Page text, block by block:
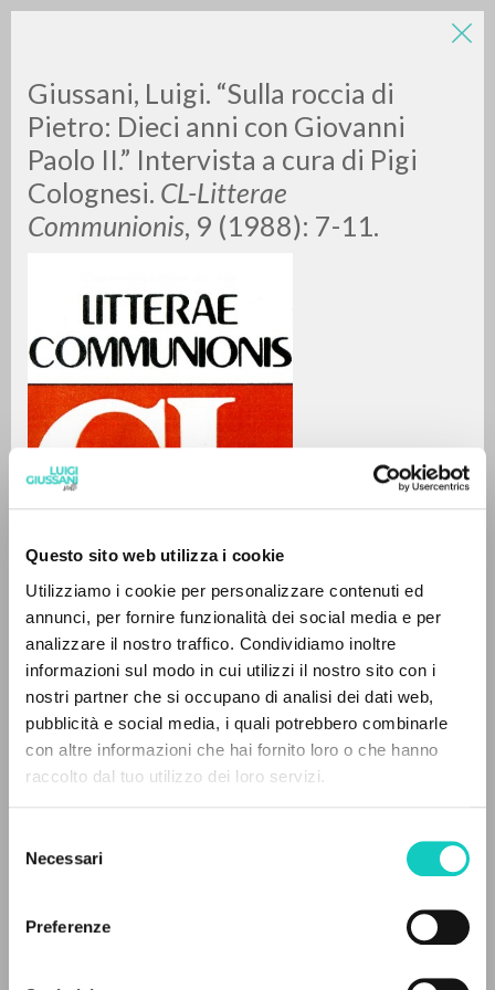
Questo sito web utilizza i cookie
Utilizziamo i cookie per personalizzare contenuti ed
annunci, per fornire funzionalità dei social media e per
analizzare il nostro traffico. Condividiamo inoltre
informazioni sul modo in cui utilizzi il nostro sito con i
nostri partner che si occupano di analisi dei dati web,
pubblicità e social media, i quali potrebbero combinarle
con altre informazioni che hai fornito loro o che hanno
raccolto dal tuo utilizzo dei loro servizi.
delNecessari
Preferenze
Giussani, Luigi. “Sulla roccia di
Pietro: Dieci anni con Giovanni
Paolo II.” Intervista a cura di Pigi
Colognesi. CL-Litterae
Communionis, 9 (1988): 7-11.
Colognesi PigiIntervista
Giussani LuigiAutore
Italiano
CL-Litterae Communionis
Pagine: 4
LUIGI
GIUSSANI
scritti
0DOCUMENTI TROVATI
RISULTATI SUCCESSIVI